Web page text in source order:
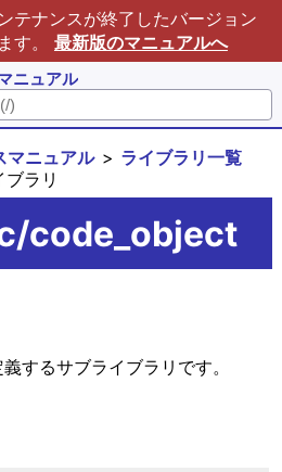
テナンスが終了したバージョン
す。 最新版のマニュアルへ
ニュアル
ニュアル
ライブラリ一覧
ラリ
code_object
するサブライブラリです。